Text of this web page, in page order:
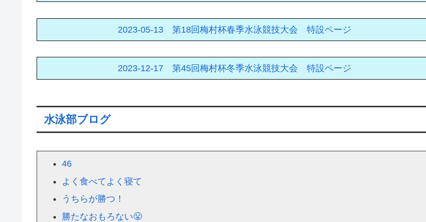
2023-05-13 第18回梅村杯春季水泳競技大会 特設ページ
2023-12-17 第45回梅村杯冬季水泳競技大会 特設ページ
水泳部ブログ
46
よく食べてよく寝て
うちらが勝つ！
勝たなおもろない😤